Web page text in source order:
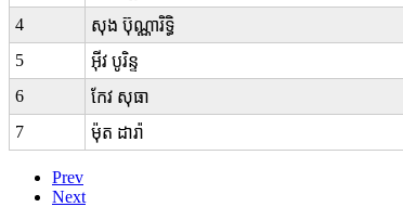
4
សុង ប៊ុណ្ណារិទ្ធិ
5
អ៊ីវ បូរិន្ទ
6
កែវ សុធា
7
ម៉ុត ដារ៉ា
Prev
Next